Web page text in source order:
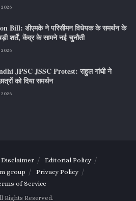
2026
Bill: डीएमके ने परिसीमन विधेयक के समर्थन के
शर्तें, केंद्र के सामने नई चुनौती
2026
JPSC JSSC Protest: राहुल गांधी ने
को दिया समर्थन
2026
Disclaimer
Editorial Policy
group
Privacy Policy
of Service
Rights Reserved.